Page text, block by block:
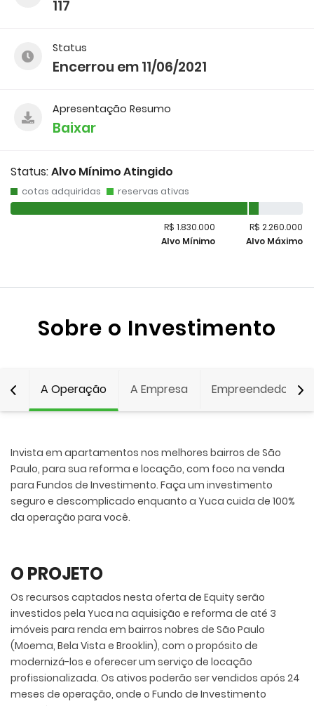
117
Status
Encerrou em 11/06/2021
Apresentação Resumo
Baixar
Status:Alvo Mínimo Atingido
cotas adquiridas reservas ativas
R$ 1.830.000
Alvo Mínimo
R$ 2.260.000
Alvo Máximo
Sobre o Investimento
A Operação A Empresa Empreendedor
Invista em apartamentos nos melhores bairros de São
Paulo, para sua reforma e locação, com foco na venda
para Fundos de Investimento. Faça um investimento
seguro e descomplicado enquanto a Yuca cuida de 100%
da operação para você.
O PROJETO
Os recursos captados nesta oferta de Equity serão
investidos pela Yuca na aquisição e reforma de até 3
imóveis para renda em bairros nobres de São Paulo
(Moema, Bela Vista e Brooklin), com o propósito de
modernizá-los e oferecer um serviço de locação
profissionalizada. Os ativos poderão ser vendidos após 24
meses de operação, onde o Fundo de Investimento